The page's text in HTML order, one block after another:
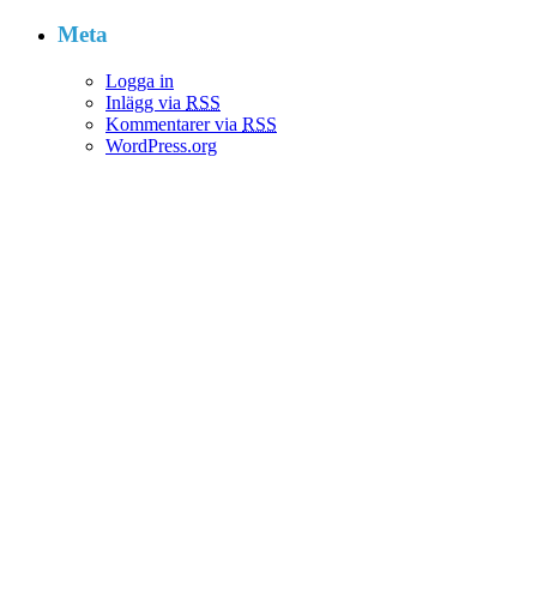
Meta
Logga in
Inlägg via RSS
Kommentarer via RSS
WordPress.org